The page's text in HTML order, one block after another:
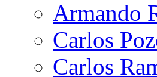
Armando
Carlos
Carlos